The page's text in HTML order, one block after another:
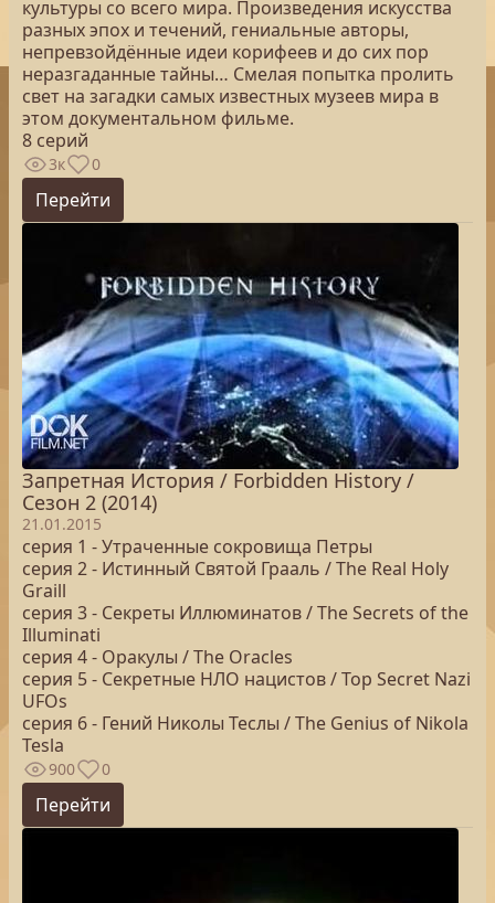
культуры со всего мира. Произведения искусства
разных эпох и течений, гениальные авторы,
непревзойдённые идеи корифеев и до сих пор
неразгаданные тайны… Смелая попытка пролить
свет на загадки самых известных музеев мира в
этом документальном фильме.
8 серий
3к 0
Перейти
Запретная История / Forbidden History /
Сезон 2 (2014)
21.01.2015
серия 1 - Утраченные сокровища Петры
серия 2 - Истинный Святой Грааль / The Real Holy
Graill
серия 3 - Секреты Иллюминатов / The Secrets of the
Illuminati
серия 4 - Оракулы / The Oracles
серия 5 - Секретные НЛО нацистов / Top Secret Nazi
UFOs
серия 6 - Гений Николы Теслы / The Genius of Nikola
Tesla
900 0
Перейти